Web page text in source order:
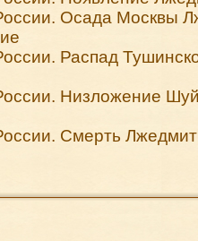
Осада Москвы
Распад
Низложение
Смерть